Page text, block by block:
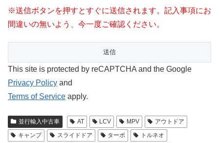
※送信ボタンを押すとすぐに送信されます。記入事項にお
間違いの無いよう、今一度ご確認ください。
This site is protected by reCAPTCHA and the Google
Privacy Policy and
Terms of Service apply.
並行輸入中古車 AT LCV MPV
アウトドア
キャンプ
スライドドア ターボ
トルネオ